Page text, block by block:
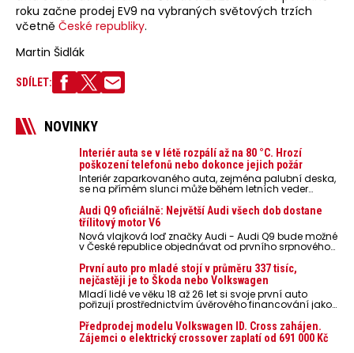
roku začne prodej EV9 na vybraných světových trzích
včetně České republiky.
Martin Šidlák
SDÍLET:
NOVINKY
Interiér auta se v létě rozpálí až na 80 °C. Hrozí
poškození telefonů nebo dokonce jejich požár
Interiér zaparkovaného auta, zejména palubní deska,
se na přímém slunci může během letních veder
nebezpečí pro odložené mobilní telefony, powerbanky
nebo notebooky. Můžou urychlit stárnutí baterií,
poškodit elektroniku a ve výjimečných případech i
zvýšit riziko požáru.
Audi Q9 oficiálně: Největší Audi všech dob dostane
třílitový motor V6
Nová vlajková loď značky Audi - Audi Q9 bude možné
v České republice objednávat od prvního srpnového
První auto pro mladé stojí v průměru 337 tisíc,
nejčastěji je to Škoda nebo Volkswagen
Mladí lidé ve věku 18 až 26 let si svoje první auto
pořizují prostřednictvím úvěrového financování jako
auto. Průměrná pořizovací cena vozu dosahuje 337
tisíc korun a průměrná financovaná částka
přesahuje 251 tisíc korun. Vyplývá to z dat Leasingu
Předprodej modelu Volkswagen ID. Cross zahájen.
Zájemci o elektrický crossover zaplatí od 691 000 Kč